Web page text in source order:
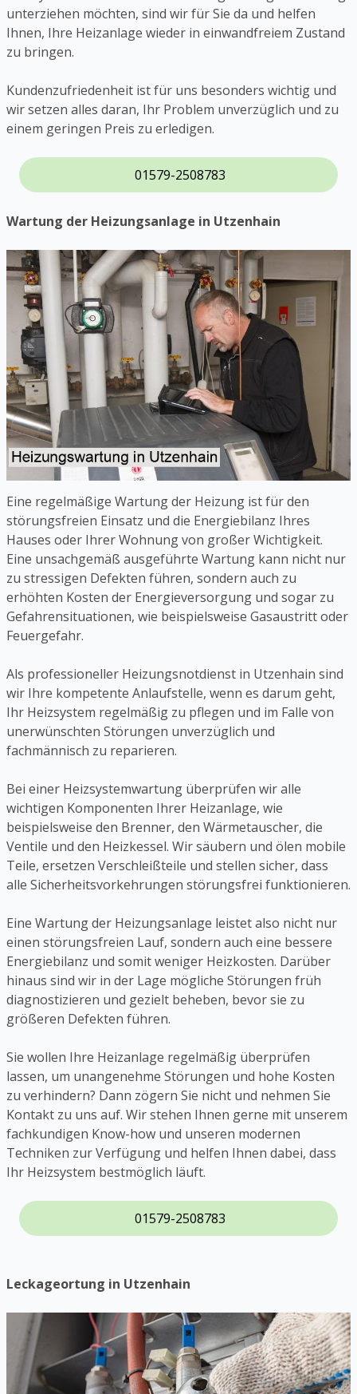
unterziehen möchten, sind wir für Sie da und helfen
Ihnen, Ihre Heizanlage wieder in einwandfreiem Zustand
zu bringen.
Kundenzufriedenheit ist für uns besonders wichtig und
wir setzen alles daran, Ihr Problem unverzüglich und zu
einem geringen Preis zu erledigen.
01579-2508783
Wartung der Heizungsanlage in Utzenhain
Eine regelmäßige Wartung der Heizung ist für den
störungsfreien Einsatz und die Energiebilanz Ihres
Hauses oder Ihrer Wohnung von großer Wichtigkeit.
Eine unsachgemäß ausgeführte Wartung kann nicht nur
zu stressigen Defekten führen, sondern auch zu
erhöhten Kosten der Energieversorgung und sogar zu
Gefahrensituationen, wie beispielsweise Gasaustritt oder
Feuergefahr.
Als professioneller Heizungsnotdienst in Utzenhain sind
wir Ihre kompetente Anlaufstelle, wenn es darum geht,
Ihr Heizsystem regelmäßig zu pflegen und im Falle von
unerwünschten Störungen unverzüglich und
fachmännisch zu reparieren.
Bei einer Heizsystemwartung überprüfen wir alle
wichtigen Komponenten Ihrer Heizanlage, wie
beispielsweise den Brenner, den Wärmetauscher, die
Ventile und den Heizkessel. Wir säubern und ölen mobile
Teile, ersetzen Verschleißteile und stellen sicher, dass
alle Sicherheitsvorkehrungen störungsfrei funktionieren.
Eine Wartung der Heizungsanlage leistet also nicht nur
einen störungsfreien Lauf, sondern auch eine bessere
Energiebilanz und somit weniger Heizkosten. Darüber
hinaus sind wir in der Lage mögliche Störungen früh
diagnostizieren und gezielt beheben, bevor sie zu
größeren Defekten führen.
Sie wollen Ihre Heizanlage regelmäßig überprüfen
lassen, um unangenehme Störungen und hohe Kosten
zu verhindern? Dann zögern Sie nicht und nehmen Sie
Kontakt zu uns auf. Wir stehen Ihnen gerne mit unserem
fachkundigen Know-how und unseren modernen
Techniken zur Verfügung und helfen Ihnen dabei, dass
Ihr Heizsystem bestmöglich läuft.
01579-2508783
Leckageortung in Utzenhain